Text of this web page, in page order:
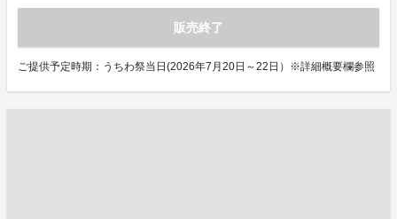
販売終了
ご提供予定時期：うちわ祭当日(2026年7月20日～22日）※詳細概要欄参照